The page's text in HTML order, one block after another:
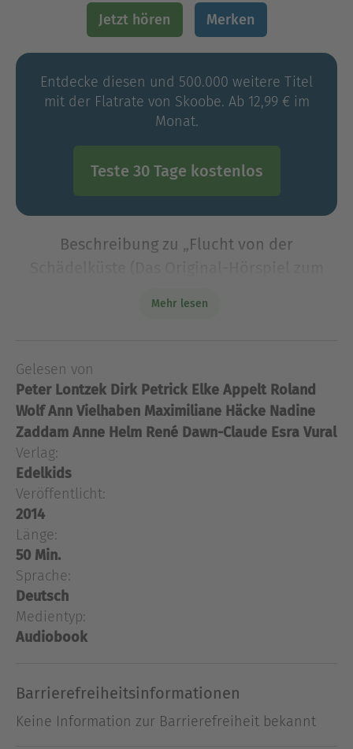
Jetzt hören Merken
Entdecke diesen und 500.000 weitere Titel
mit der Flatrate von Skoobe. Ab 12,99 € im
Monat.
Teste 30 Tage kostenlos
Beschreibung zu „Flucht von der
dem Weg zur Party sind die Freunde auf einer
seltsamen Insel gestrandet, und Frankie Stein
wird von einem m
Alle freuen sich auf krassen Monster-Spaß beim
Spring Break. Doch nach einem Schiffbruch auf
dem Weg zur Party sind die Freunde auf einer
seltsamen Insel gestrandet, und Frankie Stein
wird von einem mysteriösen Monster entführt!
Mehr lesen
Gelesen von
Peter Lontzek Dirk Petrick Elke Appelt Roland
Wolf Ann Vielhaben Maximiliane Häcke Nadine
Zaddam Anne Helm René Dawn-Claude Esra Vural
Verlag:
Edelkids
Veröffentlicht:
2014
Länge:
50 Min.
Sprache:
Deutsch
Medientyp:
Audiobook
Barrierefreiheitsinformationen
Keine Information zur Barrierefreiheit bekannt